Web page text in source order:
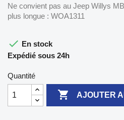
Ne convient pas au Jeep Willys
plus longue : WOA1311
 En stock
Expédié sous 24h
Quantité
 AJOUTER